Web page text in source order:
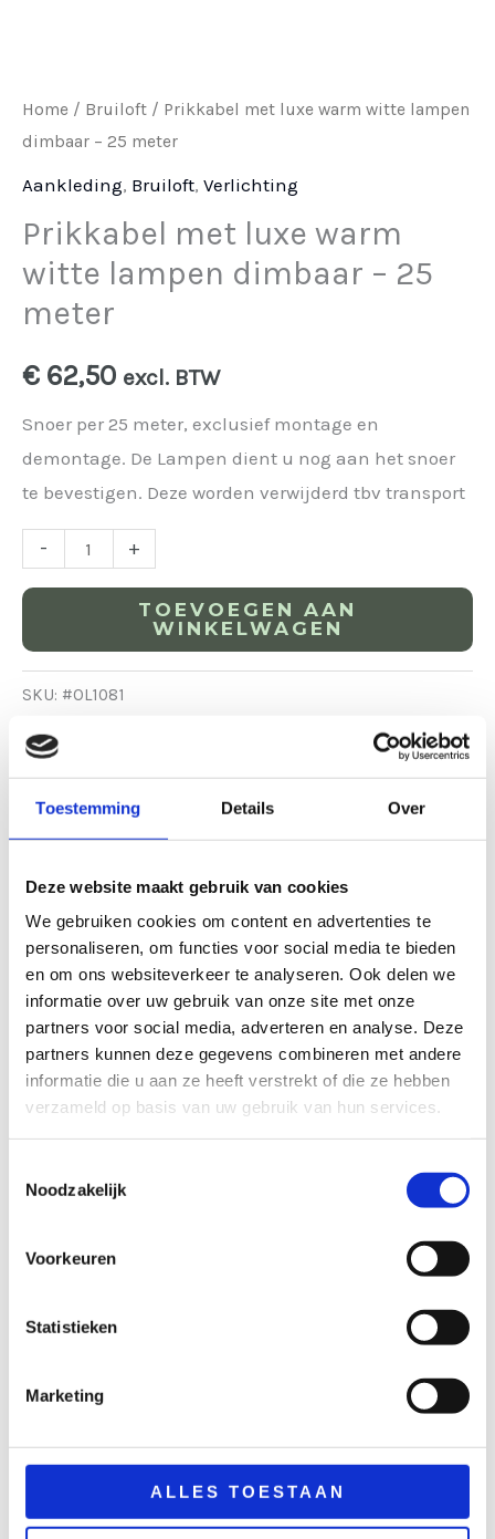
Toestemming Details Over
Deze website maakt gebruik van cookies
We gebruiken cookies om content en advertenties te
personaliseren, om functies voor social media te bieden
en om ons websiteverkeer te analyseren. Ook delen we
informatie over uw gebruik van onze site met onze
partners voor social media, adverteren en analyse. Deze
partners kunnen deze gegevens combineren met andere
informatie die u aan ze heeft verstrekt of die ze hebben
verzameld op basis van uw gebruik van hun services.
Noodzakelijk
Voorkeuren
Statistieken
Marketing
ALLES TOESTAAN
Home / Bruiloft / Prikkabel met luxe warm witte lampen
dimbaar – 25 meter
Aankleding, Bruiloft, Verlichting
Prikkabel met luxe warm
witte lampen dimbaar – 25
meter
€ 62,50 excl. BTW
Snoer per 25 meter, exclusief montage en
demontage. De Lampen dient u nog aan het snoer
te bevestigen. Deze worden verwijderd tbv transport
- +
TOEVOEGEN AAN
WINKELWAGEN
SKU: #OL1081
Gerelateerde producten
Bruiloft
TOEVOEGEN
Aankleding